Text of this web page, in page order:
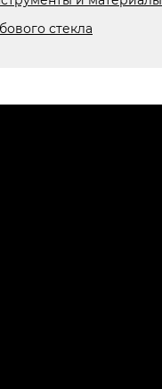
стекла